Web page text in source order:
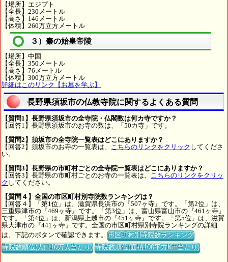
【場所】エジプト
【全長】230メートル
【高さ】146メートル
【体積】260万立方メートル
３）秦の始皇帝陵
【場所】中国
【全長】350メートル
【高さ】76メートル
【体積】300万立方メートル
詳細はこのリンク【お墓を学ぶ】
長野県須坂市の仏教寺院に関するよくある質問
【質問1】長野県須坂市の全寺院・仏閣数は何カ寺ですか？
【回答1】長野県須坂市のお寺の数は、「50カ寺」です。
【質問2】須坂市の全寺院一覧表はどこにありますか？
【回答2】須坂市のお寺の一覧表は、 こちらのリンクをクリック してくださ
い。
【質問3】長野県の市町村ごとの全寺院一覧表はどこにありますか？
【回答3】長野県の市町村ごとのお寺の一覧表は、 こちらのリンクをクリッ
ク してください。
【質問４】全国の市区町村別寺院数ランキングは？
【回答４】「第1位」は、滋賀県長浜市の『507ヶ寺』です。「第2位」は、
三重県津市の『469ヶ寺』です。「第3位」は、富山県富山市の『461ヶ寺』
です。「第4位」は、新潟県上越市の『451ヶ寺』です。「第5位」は、滋賀
県大津市の『441ヶ寺』です。全国の市区町村県別寺院ランキングの詳細
は、下記のボタンで確認できます。市区町村別寺院数ランキング
寺院数順位(人口10万人当たり) 寺院数順位(面積100平方Km当たり)